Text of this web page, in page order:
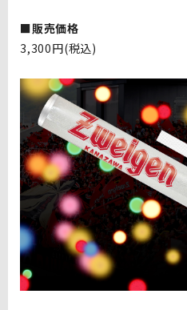
■販売価格
3,300円(税込)